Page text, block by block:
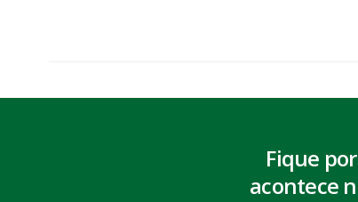
Fique
acontece